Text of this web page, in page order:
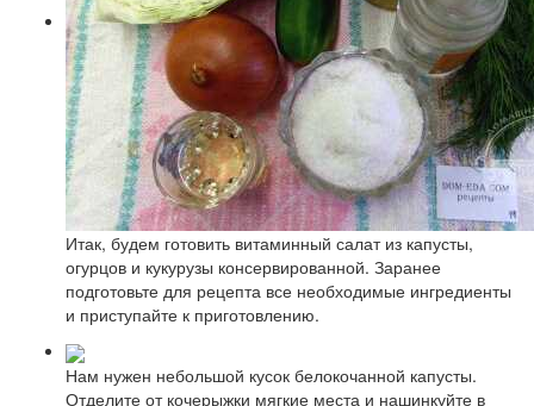
Итак, будем готовить витаминный салат из капусты,
огурцов и кукурузы консервированной. Заранее
подготовьте для рецепта все необходимые ингредиенты
и приступайте к приготовлению.
Нам нужен небольшой кусок белокочанной капусты.
Отделите от кочерыжки мягкие места и нашинкуйте в